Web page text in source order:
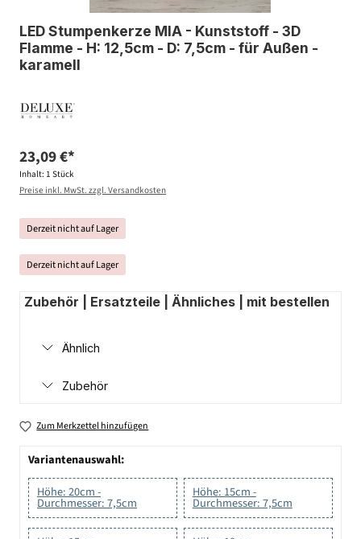
LED Stumpenkerze MIA - Kunststoff - 3D
Flamme - H: 12,5cm - D: 7,5cm - für Außen -
karamell
23,09 €*
Inhalt: 1 Stück
Preise inkl. MwSt. zzgl. Versandkosten
Derzeit nicht auf Lager
Derzeit nicht auf Lager
Zubehör | Ersatzteile | Ähnliches | mit bestellen
Ähnlich
Zubehör
Zum Merkzettel hinzufügen
Variantenauswahl:
Höhe: 20cm -
Durchmesser: 7,5cm
Höhe: 15cm -
Durchmesser: 7,5cm